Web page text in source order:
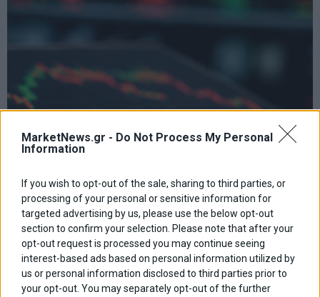
MarketNews.gr - Do Not Process My Personal
Information
If you wish to opt-out of the sale, sharing to third parties, or
processing of your personal or sensitive information for
targeted advertising by us, please use the below opt-out
section to confirm your selection. Please note that after your
opt-out request is processed you may continue seeing
interest-based ads based on personal information utilized by
us or personal information disclosed to third parties prior to
your opt-out. You may separately opt-out of the further
Χρηματιστήριο: Δεύτερη ημέρα πτώσης με τζίρο €320
εκατ.